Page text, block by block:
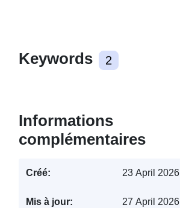
Keywords 2
Informations
complémentaires
Créé: 23 April 2026
Mis à jour: 27 April 2026